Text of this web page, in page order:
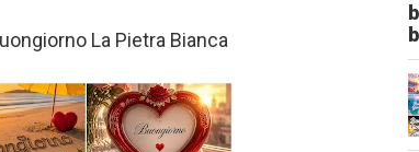
La Pietra Bianca